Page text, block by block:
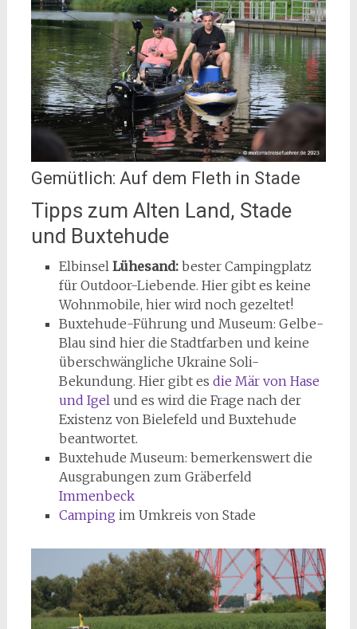
Gemütlich: Auf dem Fleth in Stade
Tipps zum Alten Land, Stade
und Buxtehude
Elbinsel Lühesand:bester Campingplatz
für Outdoor-Liebende. Hier gibt es keine
Wohnmobile, hier wird noch gezeltet!
Buxtehude-Führung und Museum: Gelbe-
Blau sind hier die Stadtfarben und keine
überschwängliche Ukraine Soli-
Bekundung. Hier gibt es die Mär von Hase
und Igelund es wird die Frage nach der
Existenz von Bielefeld und Buxtehude
beantwortet.
Buxtehude Museum: bemerkenswert die
Ausgrabungen zum Gräberfeld
Immenbeck
Camping im Umkreis von Stade